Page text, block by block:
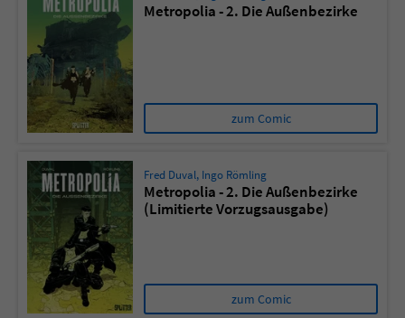
Metropolia - 2. Die Außenbezirke
zum Comic
Fred Duval, Ingo Römling
Metropolia - 2. Die Außenbezirke
(Limitierte Vorzugsausgabe)
zum Comic
Name
Anbieter Literatur-Couch Medien GmbH & Co. KG
Laufzeit 1 Jahr
Zweck Cookie für Kommentare einzelner Buchtitel
Name fe_typo_user
Anbieter Literatur-Couch Medien GmbH & Co. KG
Laufzeit Session